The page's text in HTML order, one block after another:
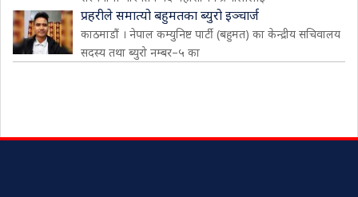
प्रहरीले समात्यो बहुमतका ब्युरो इञ्चार्ज
काठमाडौं । नेपाल कम्युनिष्ट पार्टी (बहुमत) का केन्द्रीय सचिवालय
सदस्य तथा ब्युरो नम्बर–५ का